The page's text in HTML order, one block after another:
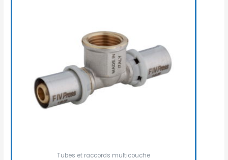
Tubes et raccords multicouche